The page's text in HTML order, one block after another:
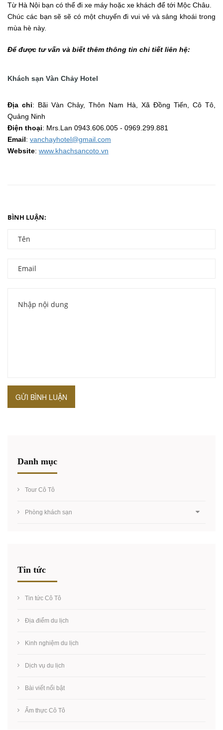
Từ Hà Nội bạn có thể đi xe máy hoặc xe khách để tới Mộc Châu.
Chúc các bạn sẽ sẽ có một chuyến đi vui vẻ và sảng khoái trong
mùa hè này.
Để được tư vấn và biết thêm thông tin chi tiết liên hệ:
Khách sạn Vàn Chảy Hotel
Địa chỉ: Bãi Vàn Chảy, Thôn Nam Hà, Xã Đồng Tiến, Cô Tô,
Quảng Ninh
Điện thoại: Mrs.Lan 0943.606.005 - 0969.299.881
Email: vanchayhotel@gmail.com
Website: www.khachsancoto.vn
BÌNH LUẬN:
GỬI BÌNH LUẬN
Danh mục
Tour Cô Tô
Phòng khách sạn
Tin tức
Tin tức Cô Tô
Địa điểm du lịch
Kinh nghiệm du lịch
Dịch vụ du lịch
Bài viết nổi bật
Ẩm thực Cô Tô